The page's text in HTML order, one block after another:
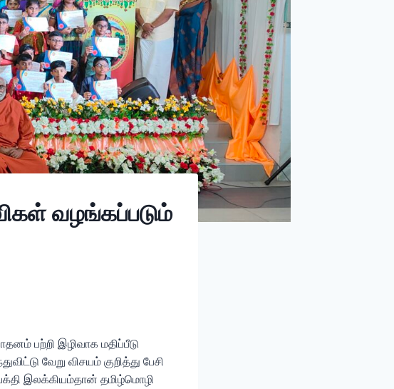
வழங்கப்படும்
பற்றி இழிவாக மதிப்பீடு
வேறு விசயம் குறித்து பேசி
இலக்கியம்தான் தமிழ்மொழி